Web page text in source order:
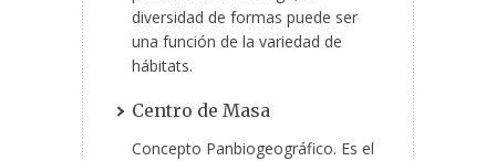
diversidad de formas puede ser
una función de la variedad de
hábitats.
Centro de Masa
Concepto Panbiogeográfico. Es el